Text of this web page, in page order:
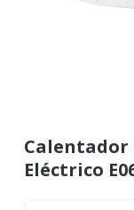
Calentador
Eléctrico